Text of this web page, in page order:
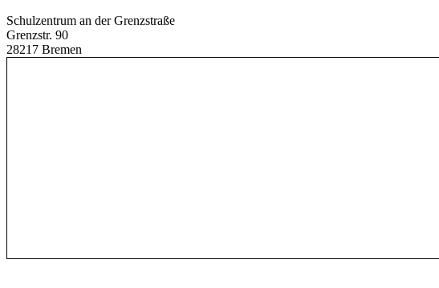
Schulzentrum an der Grenzstraße
Grenzstr. 90
28217 Bremen